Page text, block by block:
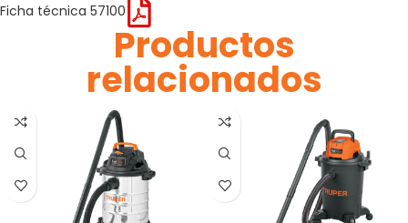
Ficha técnica 57100
Productos
relacionados